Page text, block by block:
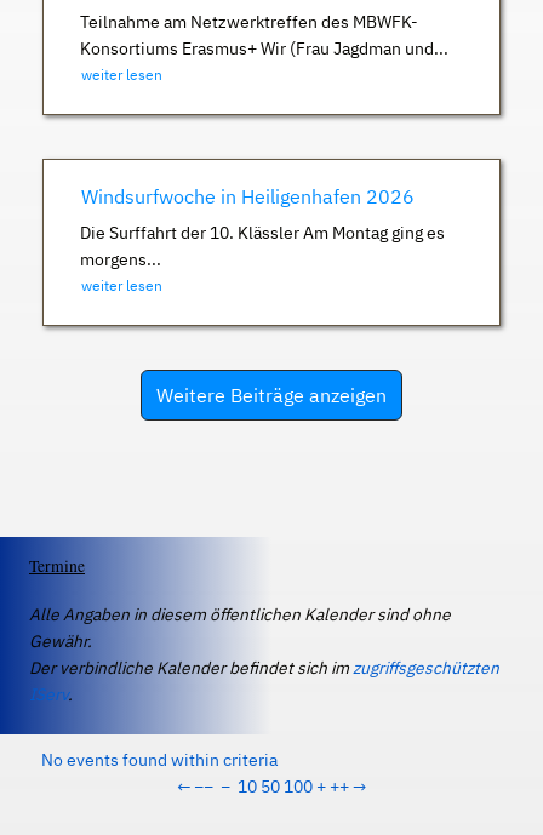
Teilnahme am Netzwerktreffen des MBWFK-
Konsortiums Erasmus+ Wir (Frau Jagdman und...
weiter lesen
Windsurfwoche in Heiligenhafen 2026
Die Surffahrt der 10. Klässler Am Montag ging es
morgens...
weiter lesen
Weitere Beiträge anzeigen
Termine
Alle Angaben in diesem öffentlichen Kalender sind ohne
Gewähr.
Der verbindliche Kalender befindet sich imzugriffsgeschützten
IServ.
No events found within criteria
← −− − 10 50 100 + ++→